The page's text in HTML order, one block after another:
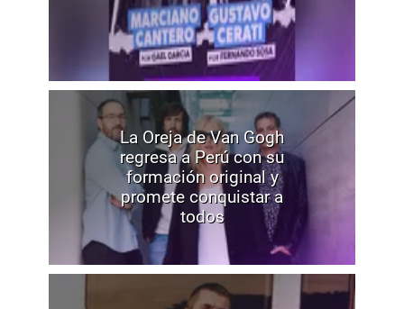
La Oreja de Van Gogh
regresa a Perú con su
formación original y
promete conquistar a
todos